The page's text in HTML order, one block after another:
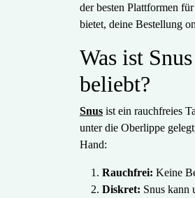
der besten Plattformen
bietet, deine Bestellung
Was ist
beliebt?
Snus ist ein rauchfreies
unter die Oberlippe
Hand:
Rauchfrei: Keine
Diskret: Snus kann